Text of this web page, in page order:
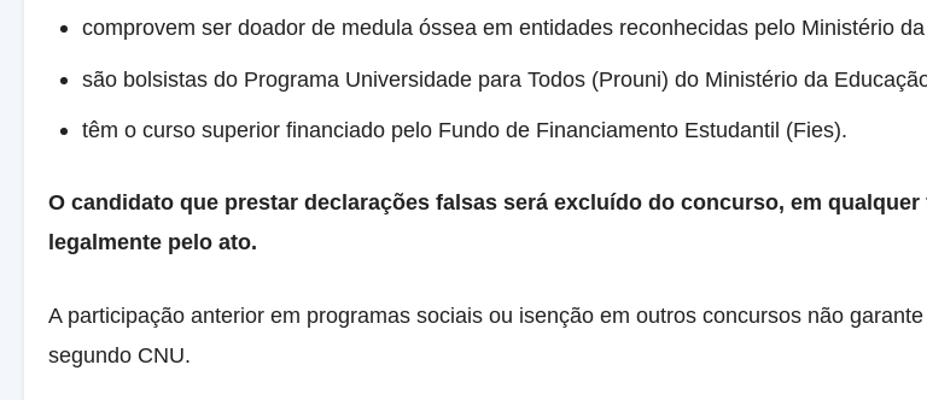
comprovem ser doador de medula óssea em entidades reconhecidas pelo Ministério
são bolsistas do Programa Universidade para Todos (Prouni) do Ministério da
têm o curso superior financiado pelo Fundo de Financiamento Estudantil (Fies).
O candidato que prestar declarações falsas será excluído do concurso, em qualquer
legalmente pelo ato.
A participação anterior em programas sociais ou isenção em outros concursos não
segundo CNU.